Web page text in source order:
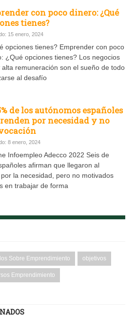
con poco dinero: ¿Qué
tienes?
15 enero, 2024
opciones tienes? Emprender con poco
¿Qué opciones tienes? Los negocios
remuneración son el sueño de todo
al desafío
de los autónomos españoles
por necesidad y no
8 enero, 2024
Infoempleo Adecco 2022 Seis de
afirman que llegaron al
la necesidad, pero no motivados
en trabajar de forma
Sobre Emprendimiento objetivos
Emprendimiento